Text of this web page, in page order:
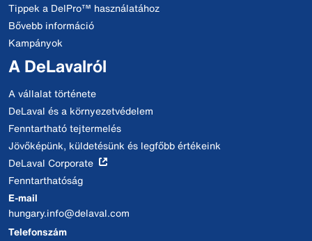
Tippek a DelPro™ használatához
Bővebb információ
Kampányok
A DeLavalról
A vállalat története
DeLaval és a környezetvédelem
Fenntartható tejtermelés
Jövőképünk, küldetésünk és legfőbb értékeink
DeLaval Corporate
Fenntarthatóság
E-mail
hungary.info@delaval.com
Telefonszám